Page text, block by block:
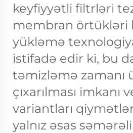
keyfiyyətli filtrləri
membran örtükləri
yükləmə
istifadə edir ki, bu
təmizləmə zamanı
çıxarılması imkanı
variantları
yalnız əsas